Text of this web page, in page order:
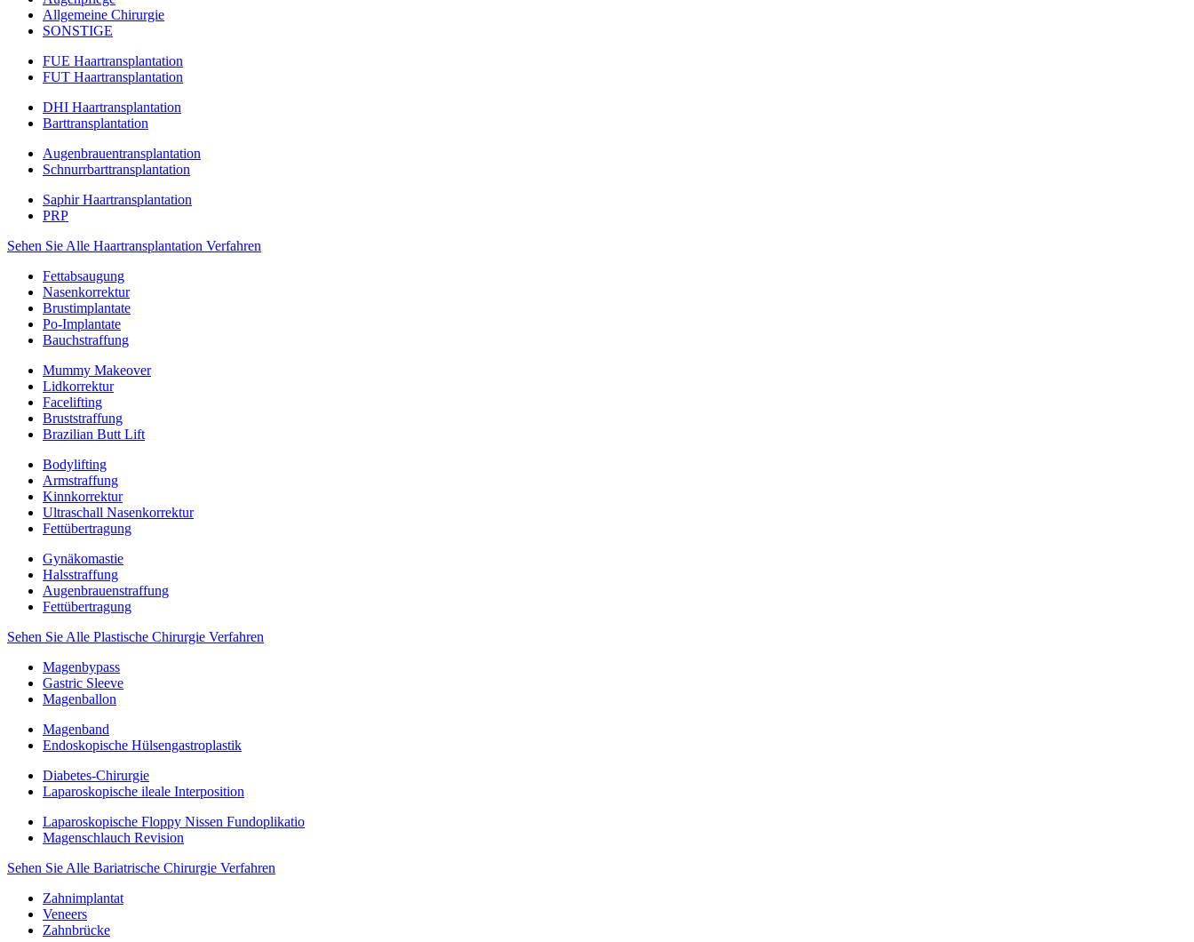
Allgemeine Chirurgie
SONSTIGE
FUE Haartransplantation
FUT Haartransplantation
DHI Haartransplantation
Barttransplantation
Augenbrauentransplantation
Schnurrbarttransplantation
Saphir Haartransplantation
PRP
Sehen Sie Alle Haartransplantation Verfahren
Fettabsaugung
Nasenkorrektur
Brustimplantate
Po-Implantate
Bauchstraffung
Mummy Makeover
Lidkorrektur
Facelifting
Bruststraffung
Brazilian Butt Lift
Bodylifting
Armstraffung
Kinnkorrektur
Ultraschall Nasenkorrektur
Fettübertragung
Gynäkomastie
Halsstraffung
Augenbrauenstraffung
Fettübertragung
Sehen Sie Alle Plastische Chirurgie Verfahren
Magenbypass
Gastric Sleeve
Magenballon
Magenband
Endoskopische Hülsengastroplastik
Diabetes-Chirurgie
Laparoskopische ileale Interposition
Laparoskopische Floppy Nissen Fundoplikatio
Magenschlauch Revision
Sehen Sie Alle Bariatrische Chirurgie Verfahren
Zahnimplantat
Veneers
Zahnbrücke